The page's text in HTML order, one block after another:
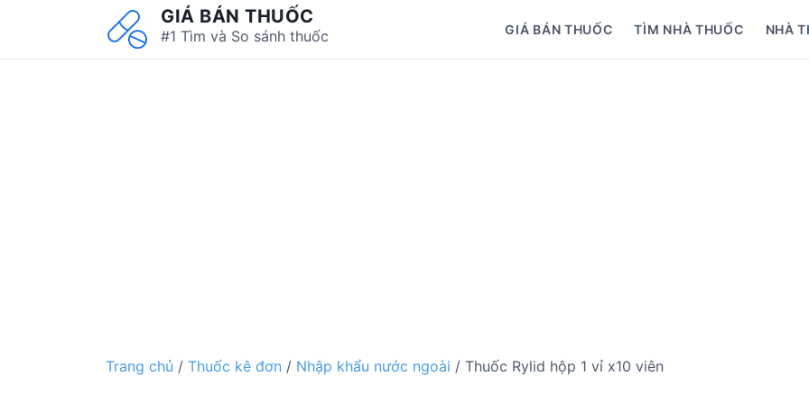
GIÁ BÁN THUỐC
#1 Tìm và So sánh thuốc GIÁ BÁN THUỐC TÌM NHÀ THUỐC NHÀ
Trang chủ / Thuốc kê đơn / Nhập khẩu nước ngoài / Thuốc Rylid hộp 1 vỉ x10 viên